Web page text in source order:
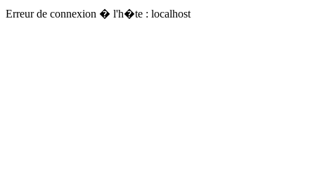
Erreur de connexion � l'h�te : localhost